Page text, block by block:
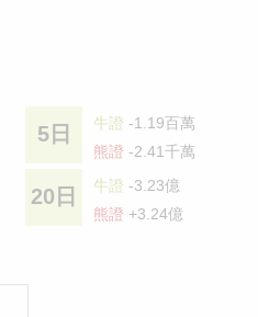
5日 牛證 -1.19百萬
熊證 -2.41千萬
20日 牛證 -3.23億
熊證 +3.24億